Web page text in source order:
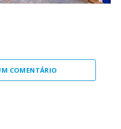
COMENTÁRIO